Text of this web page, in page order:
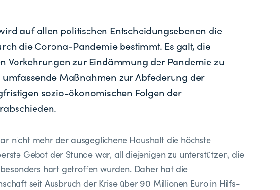
auf allen politischen Entscheidungsebenen die
die Corona-Pandemie bestimmt. Es galt, die
Vorkehrungen zur Eindämmung der Pandemie zu
Maßnahmen zur Abfederung der
sozio-ökonomischen Folgen der
nicht mehr der ausgeglichene Haushalt die höchste
Gebot der Stunde war, all diejenigen zu unterstützen, die
hart getroffen wurden. Daher hat die
seit Ausbruch der Krise über 90 Millionen Euro in Hilfs-